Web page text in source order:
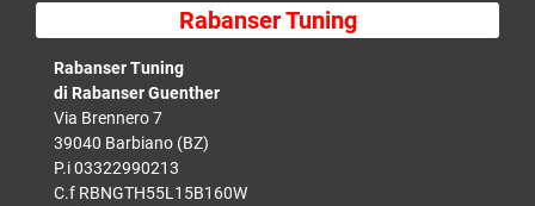
Rabanser Tuning
Rabanser Tuning
di Rabanser Guenther
Via Brennero 7
39040 Barbiano (BZ)
P.i 03322990213
C.f RBNGTH55L15B160W